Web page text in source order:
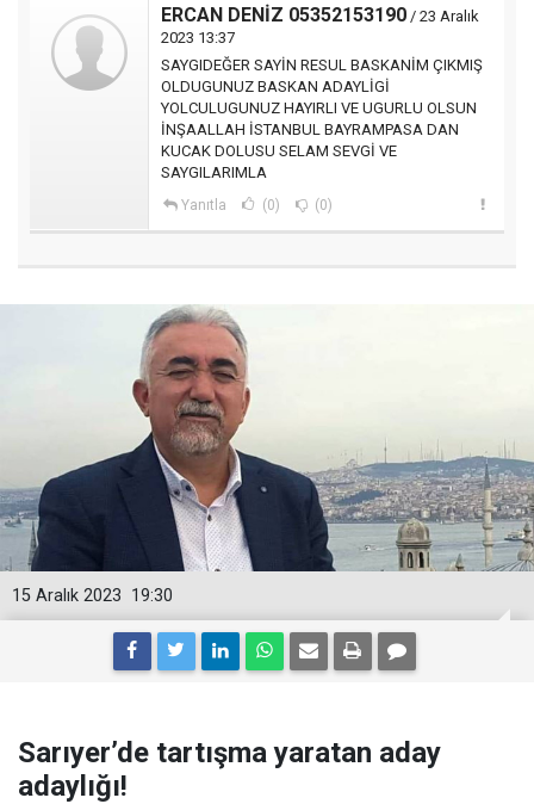
ERCAN DENİZ 05352153190 / 23 Aralık
2023 13:37
SAYGIDEĞER SAYİN RESUL BASKANİM ÇIKMIŞ
OLDUGUNUZ BASKAN ADAYLİGİ
YOLCULUGUNUZ HAYIRLI VE UGURLU OLSUN
İNŞAALLAH İSTANBUL BAYRAMPASA DAN
KUCAK DOLUSU SELAM SEVGİ VE
SAYGILARIMLA
Yanıtla (0) (0)
19:30
15 Aralık 2023
Sarıyer’de tartışma yaratan aday
adaylığı!